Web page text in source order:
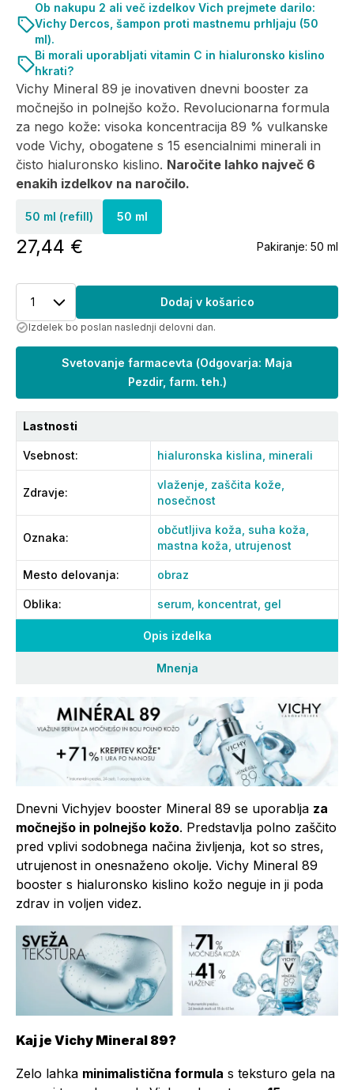
Opis izdelka
Mnenja
Dnevni Vichyjev booster Mineral 89 se uporablja za
močnejšo in polnejšo kožo. Predstavlja polno zaščito
pred vplivi sodobnega načina življenja, kot so stres,
utrujenost in onesnaženo okolje. Vichy Mineral 89
booster s hialuronsko kislino kožo neguje in ji poda
zdrav in voljen videz.
Kaj je Vichy Mineral 89?
Zelo lahka minimalistična formula s teksturo gela na
Vichy Mineral 89 je inovativen dnevni booster za
močnejšo in polnejšo kožo. Revolucionarna formula
za nego kože: visoka koncentracija 89 % vulkanske
vode Vichy, obogatene s 15 esencialnimi minerali in
čisto hialuronsko kislino. Naročite lahko največ 6
enakih izdelkov na naročilo.
50 ml (refill) 50 ml
27,44 € Pakiranje: 50 ml
Ob nakupu 2 ali več izdelkov Vich prejmete darilo:
Vichy Dercos, šampon proti mastnemu prhljaju (50
ml).
Bi morali uporabljati vitamin C in hialuronsko kislino
hkrati?
1 Dodaj v košarico
Izdelek bo poslan naslednji delovni dan.
Svetovanje farmacevta (Odgovarja: Maja
Pezdir, farm. teh.)
Lastnosti
Vsebnost: hialuronska kislina, minerali
Zdravje:
vlaženje, zaščita kože,
nosečnost
Oznaka:
občutljiva koža, suha koža,
mastna koža, utrujenost
Mesto delovanja: obraz
Oblika: serum, koncentrat, gel